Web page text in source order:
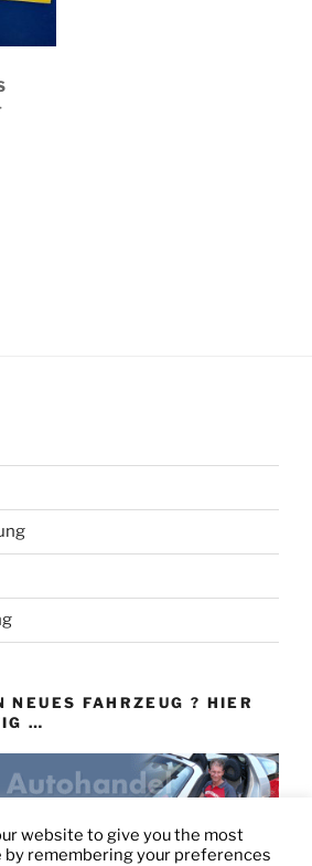
NEUES FAHRZEUG ? HIER
…
website to give you the most
remembering your preferences